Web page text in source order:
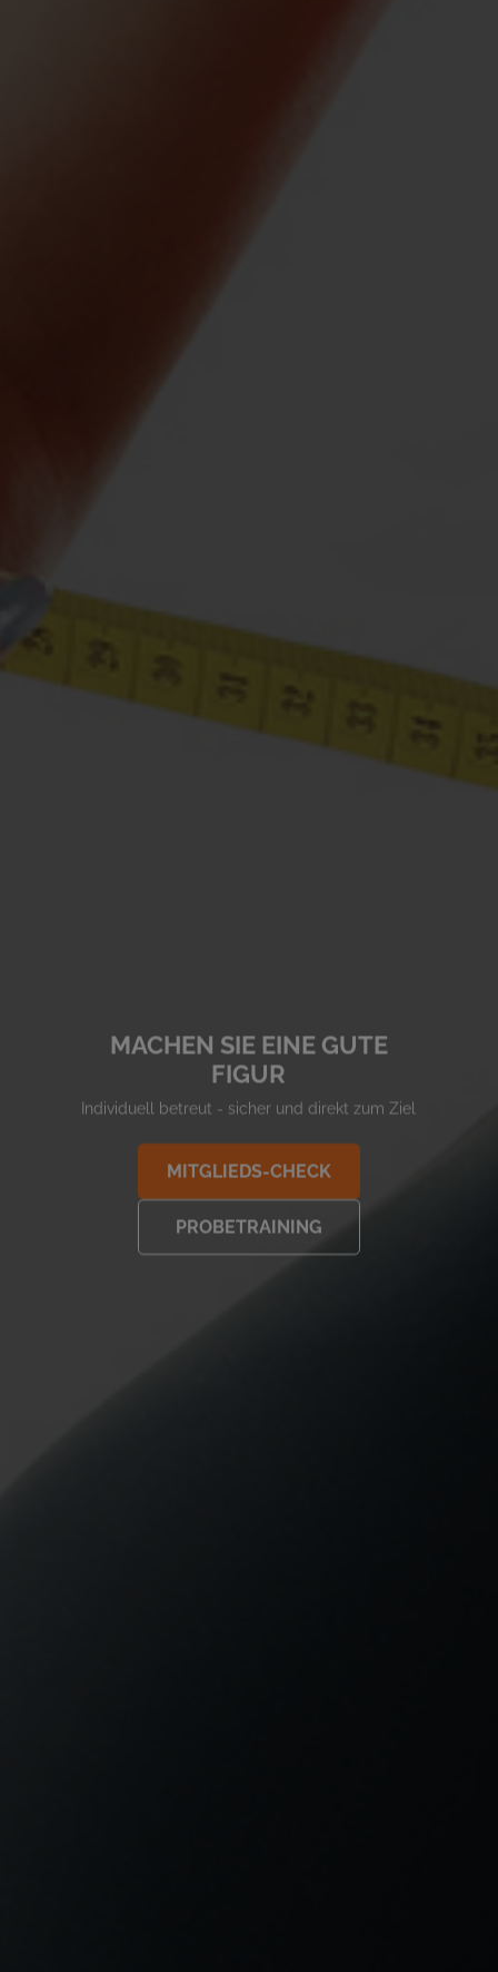
MACHEN SIE EINE GUTE
FIGUR
Individuell betreut - sicher und direkt zum Ziel
MITGLIEDS-CHECK
PROBETRAINING